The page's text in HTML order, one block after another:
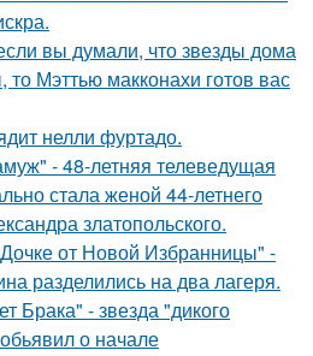
вы думали, что звезды дома
Мэттью макконахи готов вас
нелли фуртадо.
- 48-летняя телеведущая
стала женой 44-летнего
златопольского.
от Новой Избранницы" -
разделились на два лагеря.
Брака" - звезда "дикого
о начале